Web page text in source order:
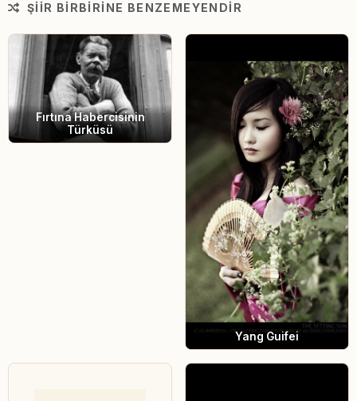
ŞIIR BIRBIRINE BENZEMEYENDIR
Fırtına Habercisinin
Türküsü
Yang Guifei